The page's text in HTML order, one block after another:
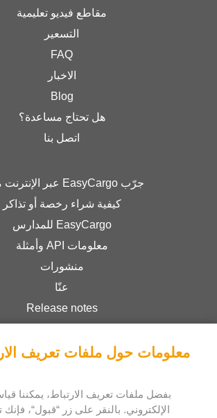
مقاطع فيديو تعليمية
التسعير
FAQ
الاخبار
Blog
هل تحتاج مساعدة؟
اتصل بنا
جرّب EasyCargo عبر الإنترنت مجانًا
كيفية شراء رخصة أو تذاكر
EasyCargo للمدارس
معلومات API وأمثلة
منشورات
عنّا
Release notes
Terms & Conditions
Bee Interactive s.r.o
معلومات حول ملفات تعريف
بفضل ملفات تعريف الارتباط، يمكننا
الإلكتروني. بالنقر على زر “قبول“،